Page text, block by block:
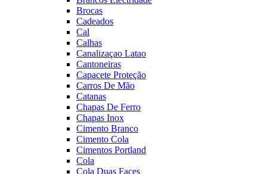
Brocas
Cadeados
Cal
Calhas
Canalizaçao Latao
Cantoneiras
Capacete Proteção
Carros De Mão
Catanas
Chapas De Ferro
Chapas Inox
Cimento Branco
Cimento Cola
Cimentos Portland
Cola
Cola Duas Faces